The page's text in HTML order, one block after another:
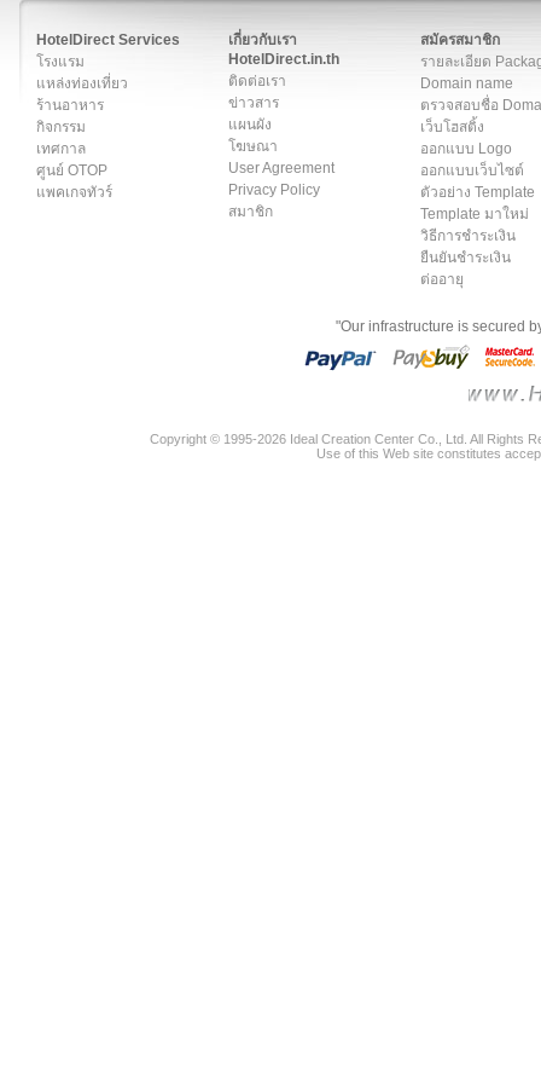
HotelDirect Services
โรงแรม
แหล่งท่องเที่ยว
ร้านอาหาร
กิจกรรม
เทศกาล
ศูนย์ OTOP
แพคเกจทัวร์
เกี่ยวกับเรา
HotelDirect.in.th
ติดต่อเรา
ข่าวสาร
แผนผัง
โฆษณา
User Agreement
Privacy Policy
สมาชิก
สมัครสมาชิก
รายละเอียด
Domain name
ตรวจสอบชื่อ
เว็บโฮสติ้ง
ออกแบบ Logo
ออกแบบเว็บไซต์
ตัวอย่าง Template
Template มาใหม่
วิธีการชำระเงิน
ยืนยันชำระเงิน
ต่ออายุ
"Our infrastructure is secured
Copyright © 1995-2026 Ideal Creation Center Co., Ltd. All Rights
Use of this Web site constitutes